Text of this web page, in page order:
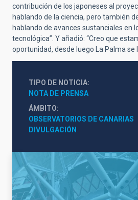
contribución de los japoneses al
hablando de la ciencia, pero también
hablando de avances sustanciales en
tecnológica”. Y añadió: “Creo que
oportunidad, desde luego La Palma se
TIPO DE NOTICIA
NOTA DE PRENSA
ÁMBITO
OBSERVATORIOS DE CANARIAS
DIVULGACIÓN